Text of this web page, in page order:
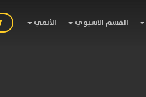
القسم الاسيوي الأنمي